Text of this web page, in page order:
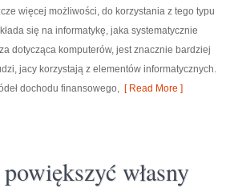
więcej możliwości, do korzystania z tego typu
się na informatykę, jaka systematycznie
dotycząca komputerów, jest znacznie bardziej
jacy korzystają z elementów informatycznych.
dochodu finansowego, [ Read More ]
własny